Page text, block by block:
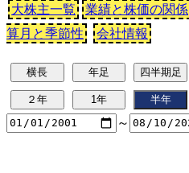
大株主一覧 業績と株価の関係
算月と季節性
会社情報
～